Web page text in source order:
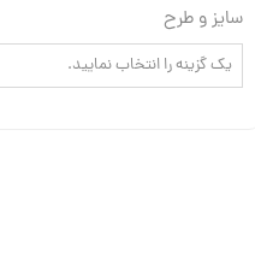
سایز و طرح
یک گزینه را انتخاب نمایید.